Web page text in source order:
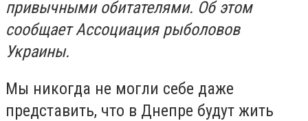
привычными обитателями. Об этом
сообщает Ассоциация рыболовов
Украины.
Мы никогда не могли себе даже
представить, что в Днепре будут жить